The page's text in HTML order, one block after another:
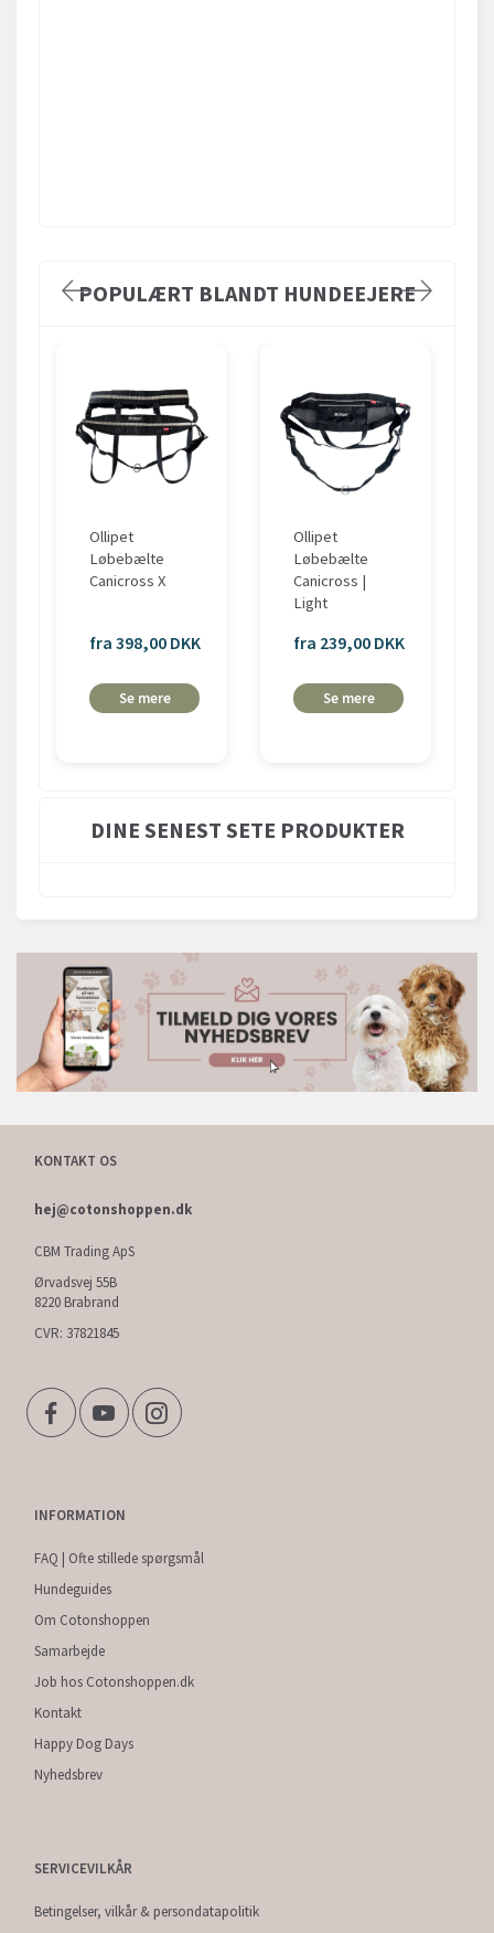
POPULÆRT BLANDT HUNDEEJERE
Ollipet
Løbebælte
Canicross X
fra 398,00 DKK
Se mere
Ollipet
Løbebælte
Canicross |
Light
fra 239,00 DKK
Se mere
DINE SENEST SETE PRODUKTER
KONTAKT OS
hej@cotonshoppen.dk
CBM Trading ApS
Ørvadsvej 55B
8220 Brabrand
CVR: 37821845
INFORMATION
FAQ | Ofte stillede spørgsmål
Hundeguides
Om Cotonshoppen
Samarbejde
Job hos Cotonshoppen.dk
Kontakt
Happy Dog Days
Nyhedsbrev
SERVICEVILKÅR
Betingelser, vilkår & persondatapolitik